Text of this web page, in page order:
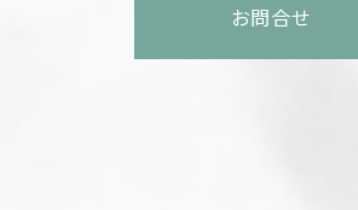
お問合せ